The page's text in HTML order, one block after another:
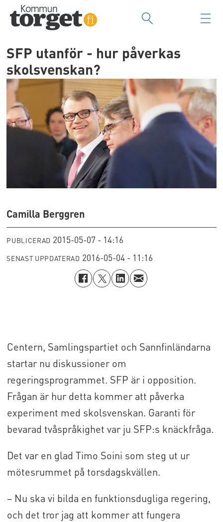
SFP utanför - hur påverkas
skolsvenskan?
Camilla Berggren
PUBLICERAD 2015-05-07 - 14:16
SENAST UPPDATERAD 2016-05-04 - 11:16
Centern, Samlingspartiet och Sannfinländarna
startar nu diskussioner om
regeringsprogrammet. SFP är i opposition.
Frågan är hur detta kommer att påverka
experiment med skolsvenskan. Garanti för
bevarad tvåspråkighet var ju SFP:s knäckfråga.
Det var en glad Timo Soini som steg ut ur
mötesrummet på torsdagskvällen.
– Nu ska vi bilda en funktionsdugliga regering,
och det tror jag att kommer att fungera